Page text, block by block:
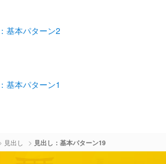
基本パターン2
基本パターン1
見出し > 見出し：基本パターン19